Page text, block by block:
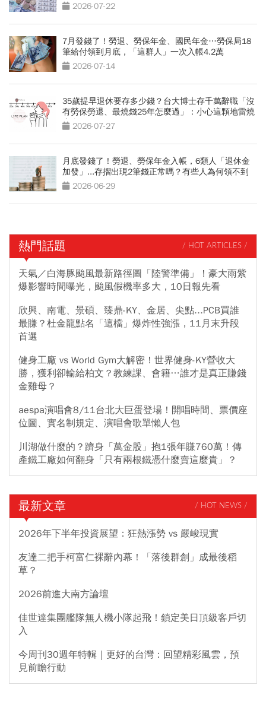
2026-07-22
7月發錢了！勞退、勞保年金、國民年金…勞保局18
筆給付領到月底，「這群人」一次入帳4.2萬
2026-07-14
35歲提早退休要存多少錢？台大博士存千萬辭職「沒
有勞保勞退、最燒錢25年怎麼過」：小心這顆地雷燒
光存款
2026-07-27
月底發錢了！勞退、勞保年金入帳，6類人「退休金
加發」...存摺出現2筆錢正常嗎？有些人為何領不到
2026-06-29
熱門話題 / HOT ARTICLES /
天氣／白海豚颱風最新路徑圖「陸警準備」！豪大雨紫
爆影響時間曝光，颱風假機率多大，10日報先看
欣興、南電、景碩、臻鼎-KY、金居、尖點...PCB買誰
最賺？杜金龍點名「這檔」爆炸性強漲，11月末升段
首選
健身工廠 vs World Gym大解密！世界健身-KY營收大
勝，獲利卻輸給柏文？教練課、會籍…誰才是真正賺錢
金雞母？
aespa演唱會8/11台北大巨蛋登場！開唱時間、票價座
位圖、實名制規定、演唱會歌單懶人包
川湖做什麼的？躋身「萬金股」抱1張年賺760萬！傳
產鐵工廠如何翻身「只有兩根鐵憑什麼賣這麼貴」？
最新文章 / HOT NEWS /
2026年下半年投資展望：狂熱漲勢 vs 嚴峻現實
友達二把手柯富仁裸辭內幕！「落後群創」成最後稻
草？
2026前進大南方論壇
佳世達集團艦隊無人機小隊起飛！鎖定美日頂級客戶切
入
今周刊30週年特輯｜更好的台灣：回望精彩風雲，預
見前瞻行動